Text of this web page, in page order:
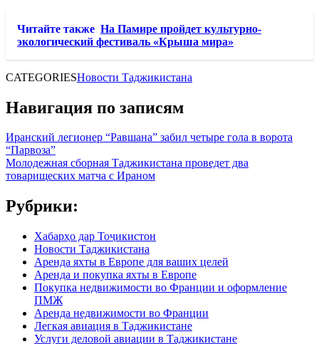
Читайте также На Памире пройдет культурно-
экологический фестиваль «Крыша мира»
CATEGORIESНовости Таджикистана
Навигация по записям
Иранский легионер “Равшана” забил четыре гола в ворота
“Парвоза”
Молодежная сборная Таджикистана проведет два
товарищеских матча с Ираном
Рубрики:
Хабарҳо дар Тоҷикистон
Новости Таджикистана
Аренда яхты в Европе для ваших целей
Аренда и покупка яхты в Европе
Покупка недвижимости во Франции и оформление
ПМЖ
Аренда недвижимости во Франции
Легкая авиация в Таджикистане
Услуги деловой авиации в Таджикистане